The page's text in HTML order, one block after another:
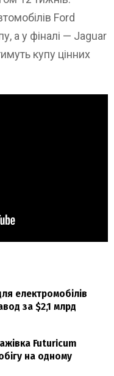
Ford
а у фіналі — Jaguar
купу цінних
електромобілів
за $2,1 млрд
Futuricum
на одному